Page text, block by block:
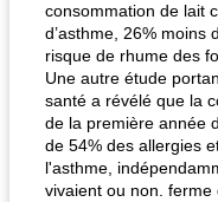
fiesta tostadas
consommation de lait
d’asthme, 26% moins
risque de rhume des
Une autre étude
santé a révélé que la
de la première année
de 54% des allergies
l'asthme,
vivaient ou non. ferme